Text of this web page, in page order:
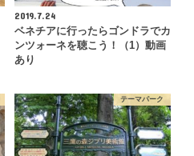
2019.7.24
ベネチアに行ったらゴンドラでカ
ンツォーネを聴こう！（1）動画
あり
テーマパーク